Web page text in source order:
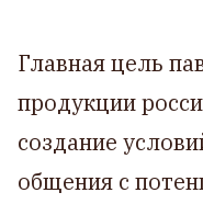
Главная цель
продукции
создание
общения с